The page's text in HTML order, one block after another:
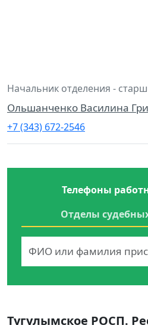
Начальник отделения -
Ольшанченко Василина
+7 (343) 672-2546
Телефоны
Отделы
Тугулымское РОСП.